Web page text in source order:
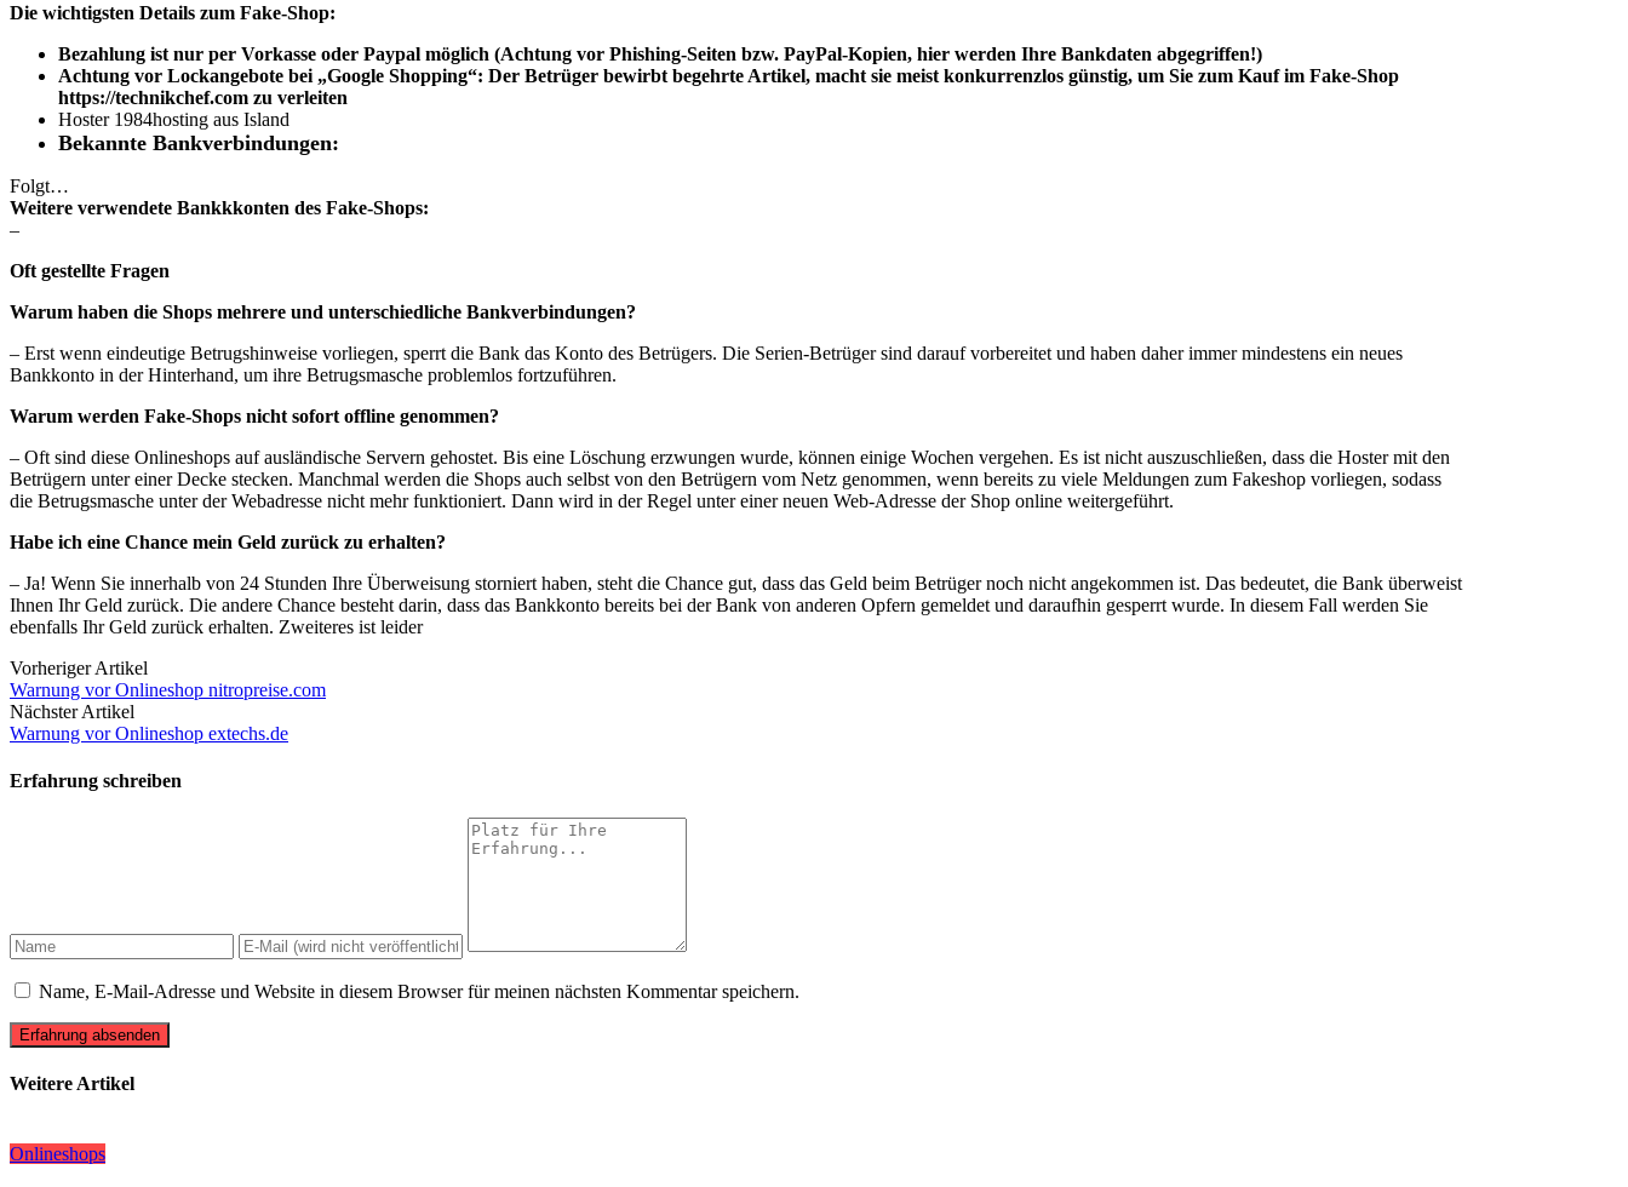
Die wichtigsten Details zum Fake-Shop:
Bezahlung ist nur per Vorkasse oder Paypal möglich (Achtung vor Phishing-Seiten bzw. PayPal-Kopien, hier werden Ihre Bankdaten abgegriffen!)
Achtung vor Lockangebote bei „Google Shopping“: Der Betrüger bewirbt begehrte Artikel, macht sie meist konkurrenzlos günstig, um Sie zum Kauf im Fake-Shop
https://technikchef.com zu verleiten
Hoster 1984hosting aus Island
Bekannte Bankverbindungen:
Folgt…
Weitere verwendete Bankkkonten des Fake-Shops:
–
Oft gestellte Fragen
Warum haben die Shops mehrere und unterschiedliche Bankverbindungen?
– Erst wenn eindeutige Betrugshinweise vorliegen, sperrt die Bank das Konto des Betrügers. Die Serien-Betrüger sind darauf vorbereitet und haben daher immer mindestens ein neues
Bankkonto in der Hinterhand, um ihre Betrugsmasche problemlos fortzuführen.
Warum werden Fake-Shops nicht sofort offline genommen?
– Oft sind diese Onlineshops auf ausländische Servern gehostet. Bis eine Löschung erzwungen wurde, können einige Wochen vergehen. Es ist nicht auszuschließen, dass die Hoster mit den
Betrügern unter einer Decke stecken. Manchmal werden die Shops auch selbst von den Betrügern vom Netz genommen, wenn bereits zu viele Meldungen zum Fakeshop vorliegen, sodass
die Betrugsmasche unter der Webadresse nicht mehr funktioniert. Dann wird in der Regel unter einer neuen Web-Adresse der Shop online weitergeführt.
Habe ich eine Chance mein Geld zurück zu erhalten?
– Ja! Wenn Sie innerhalb von 24 Stunden Ihre Überweisung storniert haben, steht die Chance gut, dass das Geld beim Betrüger noch nicht angekommen ist. Das bedeutet, die Bank überweist
Ihnen Ihr Geld zurück. Die andere Chance besteht darin, dass das Bankkonto bereits bei der Bank von anderen Opfern gemeldet und daraufhin gesperrt wurde. In diesem Fall werden Sie
ebenfalls Ihr Geld zurück erhalten. Zweiteres ist leider
Vorheriger Artikel
Warnung vor Onlineshop nitropreise.com
Nächster Artikel
Warnung vor Onlineshop extechs.de
Erfahrung schreiben
Name, E-Mail-Adresse und Website in diesem Browser für meinen nächsten Kommentar speichern.
Erfahrung absenden
Weitere Artikel
Onlineshops